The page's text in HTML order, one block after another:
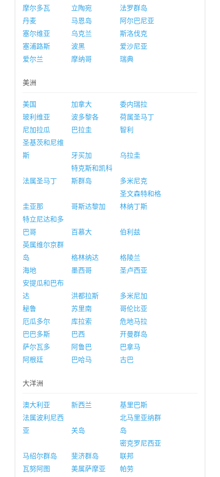
摩尔多瓦
立陶宛
法罗群岛
丹麦
马恩岛
阿尔巴尼亚
塞尔维亚
乌克兰
斯洛伐克
塞浦路斯
波黑
爱沙尼亚
爱尔兰
摩纳哥 瑞典
美洲
美国 加拿大
委内瑞拉
玻利维亚
波多黎各
荷属圣马丁
尼加拉瓜
巴拉圭
智利
圣基茨和尼维
斯
牙买加 乌拉圭
法属圣马丁
特克斯和凯科
斯群岛
多米尼克
圭亚那 哥斯达黎加
圣文森特和格
林纳丁斯
特立尼达和多
巴哥
百慕大
伯利兹
英属维尔京群
岛
格林纳达
格陵兰
海地
墨西哥
圣卢西亚
安提瓜和巴布
达
洪都拉斯
多米尼加
秘鲁
苏里南
哥伦比亚
厄瓜多尔
库拉索
危地马拉
巴巴多斯
巴西
开曼群岛
萨尔瓦多
阿鲁巴
巴拿马
阿根廷
巴哈马 古巴
大洋洲
澳大利亚 新西兰
基里巴斯
法属波利尼西
亚
关岛
北马里亚纳群
岛
马绍尔群岛 斐济群岛
密克罗尼西亚
联邦
瓦努阿图
美属萨摩亚
帕劳